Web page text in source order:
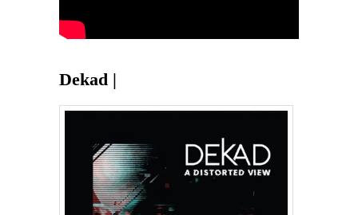
Dekad |